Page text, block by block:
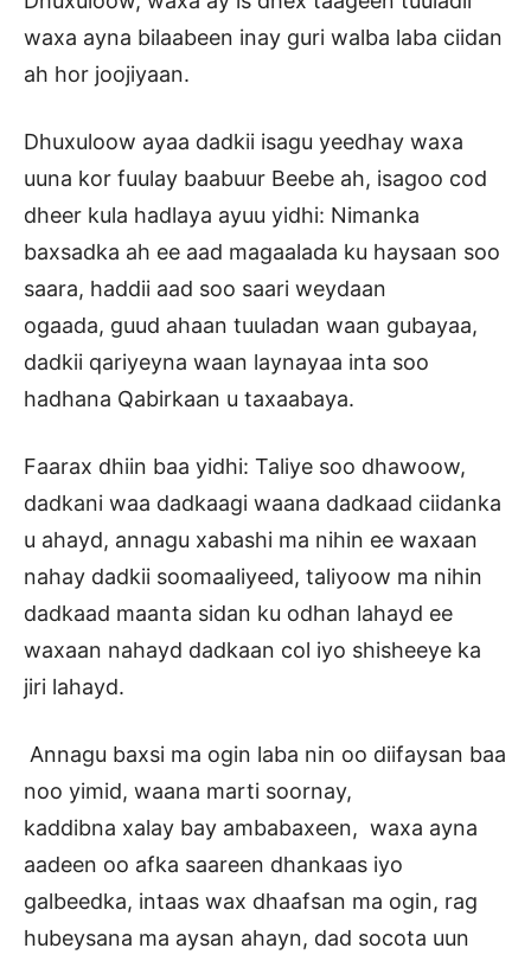
waxa ayna bilaabeen inay guri walba laba ciidan
ah hor joojiyaan.
Dhuxuloow ayaa dadkii isagu yeedhay waxa
uuna kor fuulay baabuur Beebe ah, isagoo cod
dheer kula hadlaya ayuu yidhi: Nimanka
baxsadka ah ee aad magaalada ku haysaan soo
saara, haddii aad soo saari weydaan
ogaada, guud ahaan tuuladan waan gubayaa,
dadkii qariyeyna waan laynayaa inta soo
hadhana Qabirkaan u taxaabaya.
Faarax dhiin baa yidhi: Taliye soo dhawoow,
dadkani waa dadkaagi waana dadkaad ciidanka
u ahayd, annagu xabashi ma nihin ee waxaan
nahay dadkii soomaaliyeed, taliyoow ma nihin
dadkaad maanta sidan ku odhan lahayd ee
waxaan nahayd dadkaan col iyo shisheeye ka
jiri lahayd.
Annagu baxsi ma ogin laba nin oo diifaysan baa
noo yimid, waana marti soornay,
kaddibna xalay bay ambabaxeen, waxa ayna
aadeen oo afka saareen dhankaas iyo
galbeedka, intaas wax dhaafsan ma ogin, rag
hubeysana ma aysan ahayn, dad socota uun